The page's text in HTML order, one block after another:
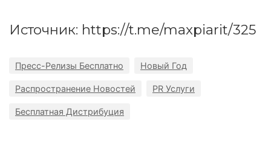
Источник: https://t.me/maxpiarit/325
Пресс-Релизы Бесплатно Новый Год
Распространение Новостей PR Услуги
Бесплатная Дистрибуция